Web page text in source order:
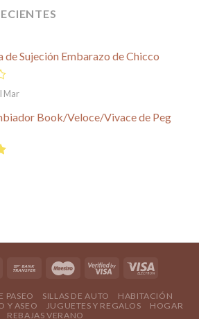
de Sujeción Embarazo de Chicco
Mar
Book/Veloce/Vivace de Peg
PASEO SILLAS DE AUTO
HABITACIÓN
Y ASEO JUGUETES Y REGALOS
HOGAR
REBAJAS VERANO